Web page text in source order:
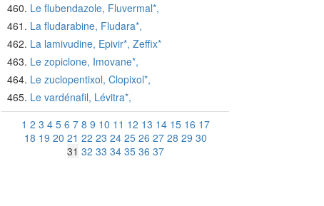
Le flubendazole, Fluvermal*,
La fludarabine, Fludara*,
La lamivudine, Epivir*, Zeffix*
Le zopiclone, Imovane*,
Le zuclopentixol, Clopixol*,
Le vardénafil, Lévitra*,
1 2 3 4 5 6 7 8 9 10 11 12 13 14 15 16 17
18 19 20 21 22 23 24 25 26 27 28 29 30
31 32 33 34 35 36 37